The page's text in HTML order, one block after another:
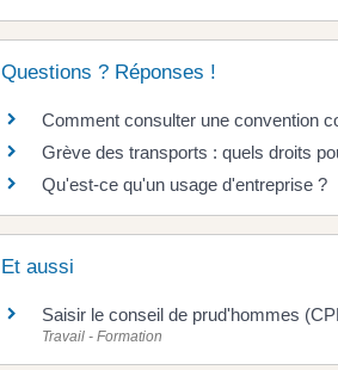
Questions ? Réponses !
Comment consulter une convention
Grève des transports : quels droits
Qu'est-ce qu'un usage d'entreprise ?
Et aussi
Saisir le conseil de prud'hommes
Travail - Formation